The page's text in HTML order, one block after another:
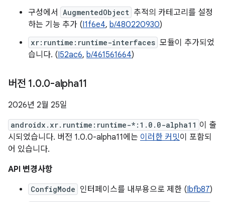
구성에서
AugmentedObject 추적의 카테고리를 설정
하는 기능 추가 (I1f6e4, b/480220930)
xr:runtime:runtime-interfaces 모듈이 추가되었
습니다. (I52ac6, b/461561664)
버전 1.0.0-alpha11
2026년 2월 25일
androidx.xr.runtime:runtime-*:1.0.0-alpha11 이 출
시되었습니다. 버전 1.0.0-alpha11에는 이러한 커밋이 포함되
어 있습니다.
API 변경사항
ConfigMode 인터페이스를 내부용으로 제한 (Ibfb87)